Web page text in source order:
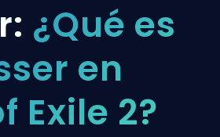
¿Qué es
en
Exile 2?